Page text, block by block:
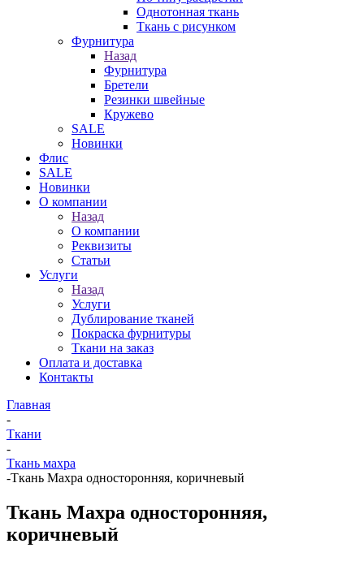
Однотонная ткань
Ткань с рисунком
Фурнитура
Назад
Фурнитура
Бретели
Резинки швейные
Кружево
SALE
Новинки
Флис
SALE
Новинки
О компании
Назад
О компании
Реквизиты
Статьи
Услуги
Назад
Услуги
Дублирование тканей
Покраска фурнитуры
Ткани на заказ
Оплата и доставка
Контакты
Главная
-
Ткани
-
Ткань махра
-Ткань Махра односторонняя, коричневый
Ткань Махра односторонняя,
коричневый